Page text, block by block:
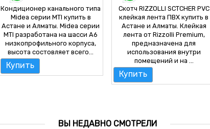
Кондиционер канального типа
Midea серии MTI купить в
Астане и Алматы. Midea серии
MTI разработана на шасси A6
низкопрофильного корпуса,
высота состовляет всего...
Купить
Скотч RIZZOLLI SCTCHER PVC
клейкая лента ПВХ купить в
Астане и Алматы. Клейкая
лента от Rizzolli Premium,
предназначена для
использования внутри
помещений и на ...
Купить
ВЫ НЕДАВНО СМОТРЕЛИ